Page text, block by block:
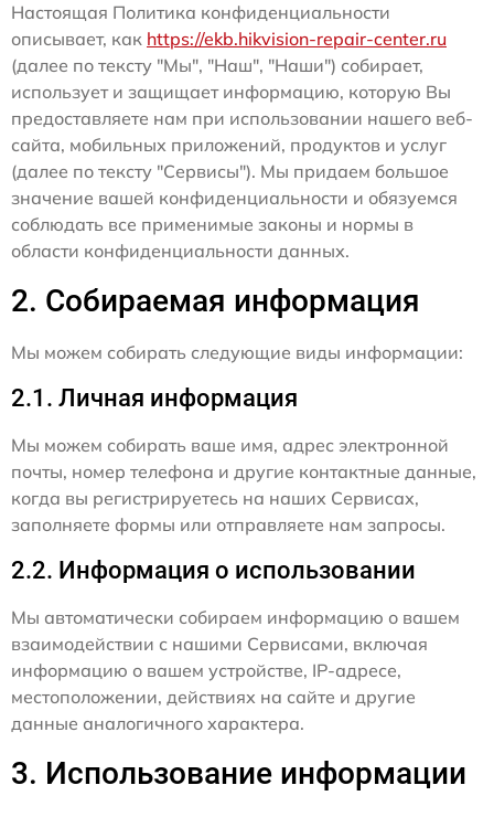
Настоящая Политика конфиденциальности
описывает, как https://ekb.hikvision-repair-center.ru
(далее по тексту "Мы", "Наш", "Наши") собирает,
использует и защищает информацию, которую Вы
предоставляете нам при использовании нашего веб-
сайта, мобильных приложений, продуктов и услуг
(далее по тексту "Сервисы"). Мы придаем большое
значение вашей конфиденциальности и обязуемся
соблюдать все применимые законы и нормы в
области конфиденциальности данных.
2. Собираемая информация
Мы можем собирать следующие виды информации:
2.1. Личная информация
Мы можем собирать ваше имя, адрес электронной
почты, номер телефона и другие контактные данные,
когда вы регистрируетесь на наших Сервисах,
заполняете формы или отправляете нам запросы.
2.2. Информация о использовании
Мы автоматически собираем информацию о вашем
взаимодействии с нашими Сервисами, включая
информацию о вашем устройстве, IP-адресе,
местоположении, действиях на сайте и другие
данные аналогичного характера.
3. Использование информации